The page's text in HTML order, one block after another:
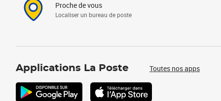
Proche de vous
Localiser un bureau de poste
Applications La Poste Toutes nos apps